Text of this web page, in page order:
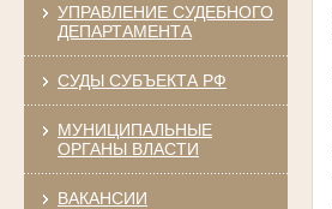
УПРАВЛЕНИЕ СУДЕБНОГО
ДЕПАРТАМЕНТА
СУДЫ СУБЪЕКТА РФ
МУНИЦИПАЛЬНЫЕ
ОРГАНЫ ВЛАСТИ
ВАКАНСИИ